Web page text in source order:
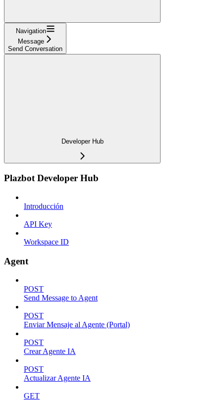
Navigation
Message
Send Conversation
Developer Hub
Plazbot Developer Hub
Introducción
API Key
Workspace ID
Agent
POST
Send Message to Agent
POST
Enviar Mensaje al Agente (Portal)
POST
Crear Agente IA
POST
Actualizar Agente IA
GET